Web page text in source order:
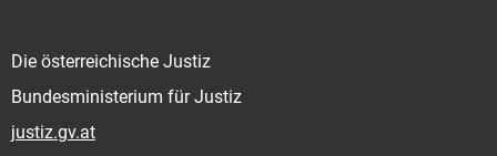
Die österreichische Justiz
Bundesministerium für Justiz
justiz.gv.at